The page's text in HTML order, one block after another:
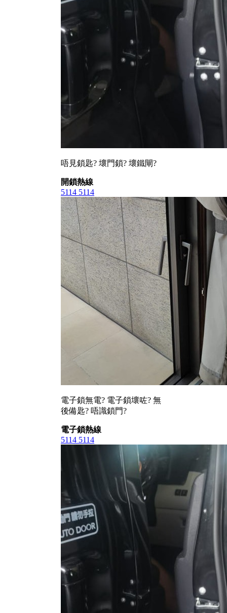
唔見鎖匙? 壞門鎖? 壞鐵閘?
開鎖熱線
5114 5114
電子鎖無電? 電子鎖壞咗? 無
後備匙? 唔識鎖門?
電子鎖熱線
5114 5114